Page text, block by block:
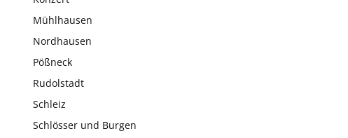
Mühlhausen
Nordhausen
Pößneck
Rudolstadt
Schleiz
Schlösser und Burgen